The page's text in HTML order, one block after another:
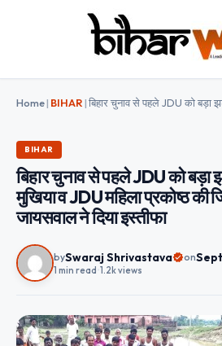
Home| BIHAR|
BIHAR
बिहार चुनाव से पहले JDU को बड़ा
मुखिया व JDU महिला प्रकोष्ठ की
जायसवाल ने दिया इस्तीफा
bySwaraj Shrivastava on
1 min read 1.2k views